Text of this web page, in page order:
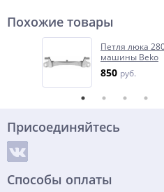
Похожие товары
Петля люка
машины Beko
850 руб.
Присоединяйтесь
Способы оплаты